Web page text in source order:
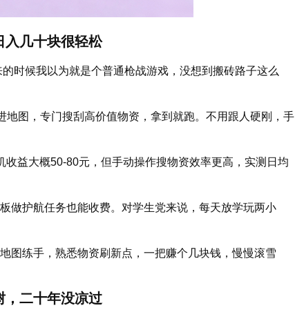
入几十块很轻松
时候我以为就是个普通枪战游戏，没想到搬砖路子这么
图，专门搜刮高价值物资，拿到就跑。不用跟人硬刚，手
益大概50-80元，但手动操作搜物资效率更高，实测日均
做护航任务也能收费。对学生党来说，每天放学玩两小
图练手，熟悉物资刷新点，一把赚个几块钱，慢慢滚雪
，二十年没凉过